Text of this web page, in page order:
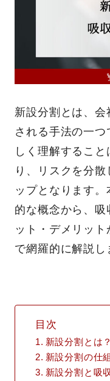
新設分割とは、
される手法の一
しく理解するこ
り、リスクを分
ップとなります
的な概念から、吸
ット・デメリッ
で網羅的に解説し
目次
新設分割とは
新設分割の仕
新設分割と吸